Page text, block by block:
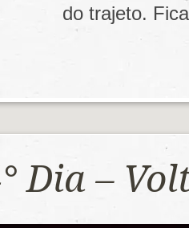
do trajeto.
Dia –